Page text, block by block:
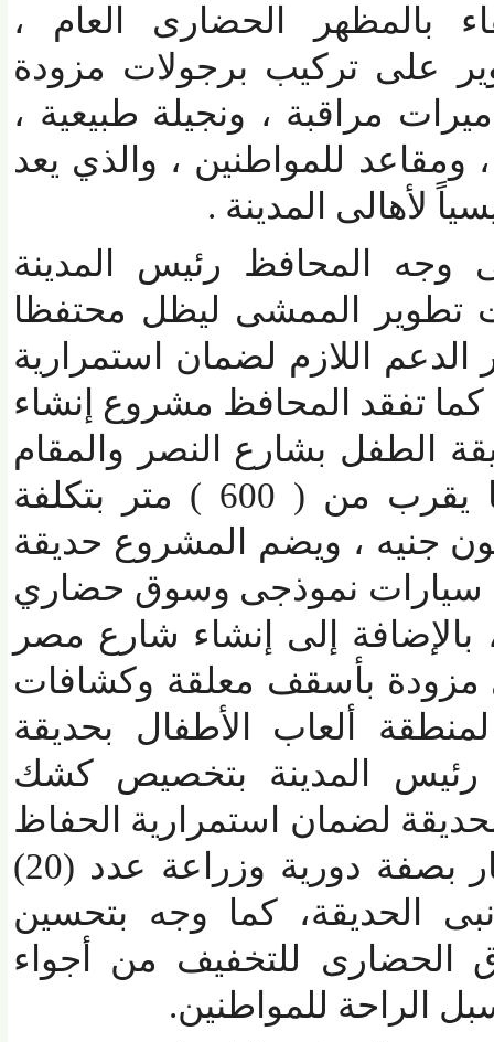
بالمظهر الحضارى العام ،
على تركيب برجولات مزودة
مراقبة ، ونجيلة طبيعية ،
للمواطنين ، والذي يعد
لأهالى المدينة .
المحافظ رئيس المدينة
الممشى ليظل محتفظا
اللازم لضمان استمرارية
تفقد المحافظ مشروع إنشاء
بشارع النصر والمقام
على مساحة طولية ما يقرب من ( 600 ) متر بتكلفة
الي 4 مليون جنيه ، ويضم المشروع حديقة
نموذجى وسوق حضاري
، بالإضافة إلى إنشاء شارع مصر
مزودة بأسقف معلقة وكشافات
ألعاب الأطفال بحديقة
المدينة بتخصيص كشك
لضمان استمرارية الحفاظ
عليها مع تهذيب الأشجار بصفة دورية وزراعة عدد (20)
كما وجه بتحسين
للتخفيف من أجواء
الراحة للمواطنين.